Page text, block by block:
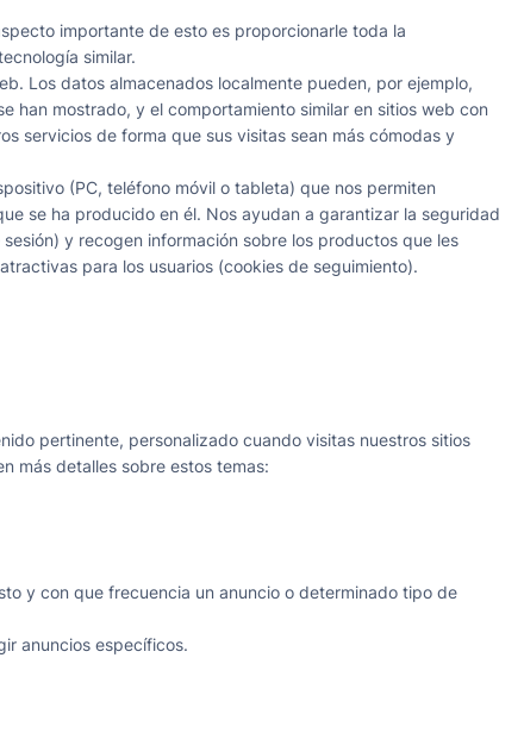
importante de esto es proporcionarle toda la
similar.
Los datos almacenados localmente pueden, por ejemplo,
han mostrado, y el comportamiento similar en sitios web con
servicios de forma que sus visitas sean más cómodas y
(PC, teléfono móvil o tableta) que nos permiten
se ha producido en él. Nos ayudan a garantizar la seguridad
y recogen información sobre los productos que les
para los usuarios (cookies de seguimiento).
pertinente, personalizado cuando visitas nuestros sitios
más detalles sobre estos temas:
y con que frecuencia un anuncio o determinado tipo de
anuncios específicos.